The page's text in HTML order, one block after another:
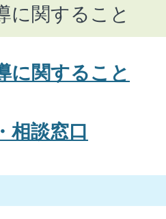
に関すること
に関すること
相談窓口